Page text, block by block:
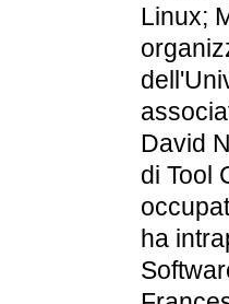
Linux;
David
di Tool
ha